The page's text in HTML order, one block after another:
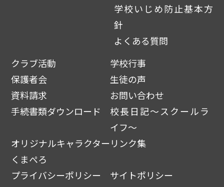
学校いじめ防止基本方
針
よくある質問
クラブ活動
学校行事
保護者会
生徒の声
資料請求
お問い合わせ
手続書類ダウンロード
校長日記～スクールラ
イフ～
オリジナルキャラクター
くまぺろ
リンク集
プライバシーポリシー
サイトポリシー